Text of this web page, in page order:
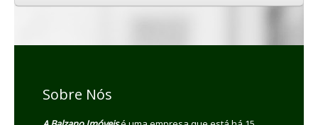
Sobre Nós